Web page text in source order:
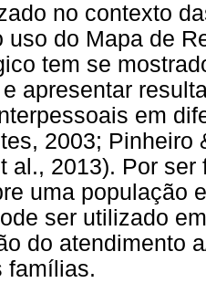
no contexto
uso do Mapa de
tem se
apresentar
em
2003; Pinheiro
al., 2013). Por
uma população
ser utilizado
do atendimento
famílias.